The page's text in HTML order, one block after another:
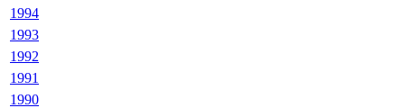
1994
1993
1992
1991
1990